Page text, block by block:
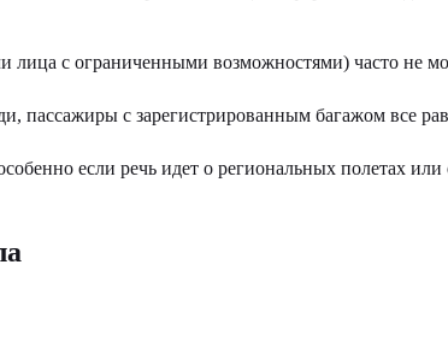
с ограниченными возможностями) часто не
пассажиры с зарегистрированным багажом все
если речь идет о региональных полетах